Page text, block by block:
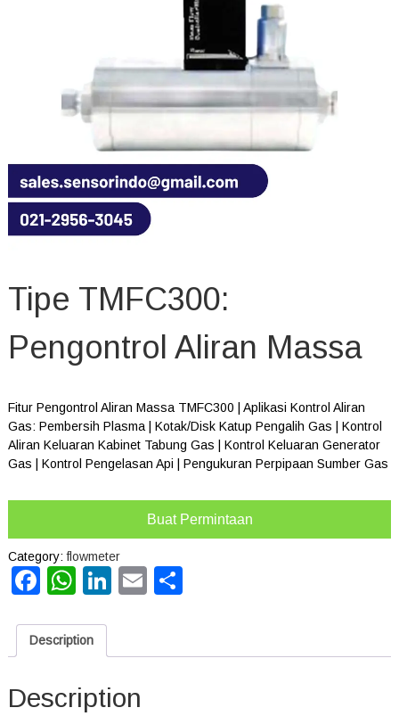
Tipe TMFC300:
Pengontrol Aliran Massa
Fitur Pengontrol Aliran Massa TMFC300 | Aplikasi Kontrol Aliran
Gas: Pembersih Plasma | Kotak/Disk Katup Pengalih Gas | Kontrol
Aliran Keluaran Kabinet Tabung Gas | Kontrol Keluaran Generator
Gas | Kontrol Pengelasan Api | Pengukuran Perpipaan Sumber Gas
Buat Permintaan
Category:flowmeter
Facebook
WhatsApp
LinkedIn
Email
Description
Description